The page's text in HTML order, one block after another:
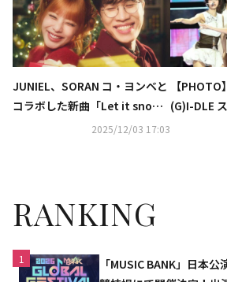
JUNIEL、SORAN コ・ヨンベと
コラボした新曲「Let it sno
w」MV公開…温かく淡白なボー
2025/12/03 17:03
【
(G)I-DLE
の「THE
RANKING
1
「MUSIC BANK」日本